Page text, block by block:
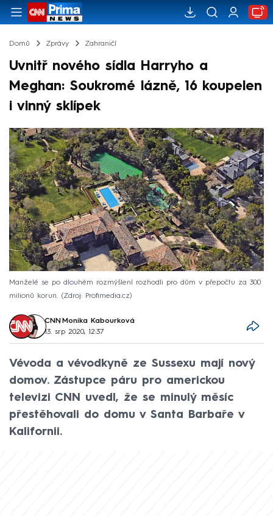
Domů Zprávy Zahraničí
Uvnitř nového sídla Harryho a
Meghan: Soukromé lázně, 16 koupelen
i vinný sklípek
Manželé se po dlouhém rozmýšlení rozhodli pro dům v přepočtu za 300
milionů korun.
Zdroj: Profimedia.cz
CNN, Monika Kabourková
13. srp 2020, 12:37
Vévoda a vévodkyně ze Sussexu mají nový
domov. Zástupce páru pro americkou
televizi CNN uvedl, že se minulý měsíc
přestěhovali do domu v Santa Barbaře v
Kalifornii.